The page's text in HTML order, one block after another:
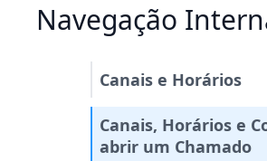
Navegação
Canais e Horários
Canais, Horários e
abrir um Chamado